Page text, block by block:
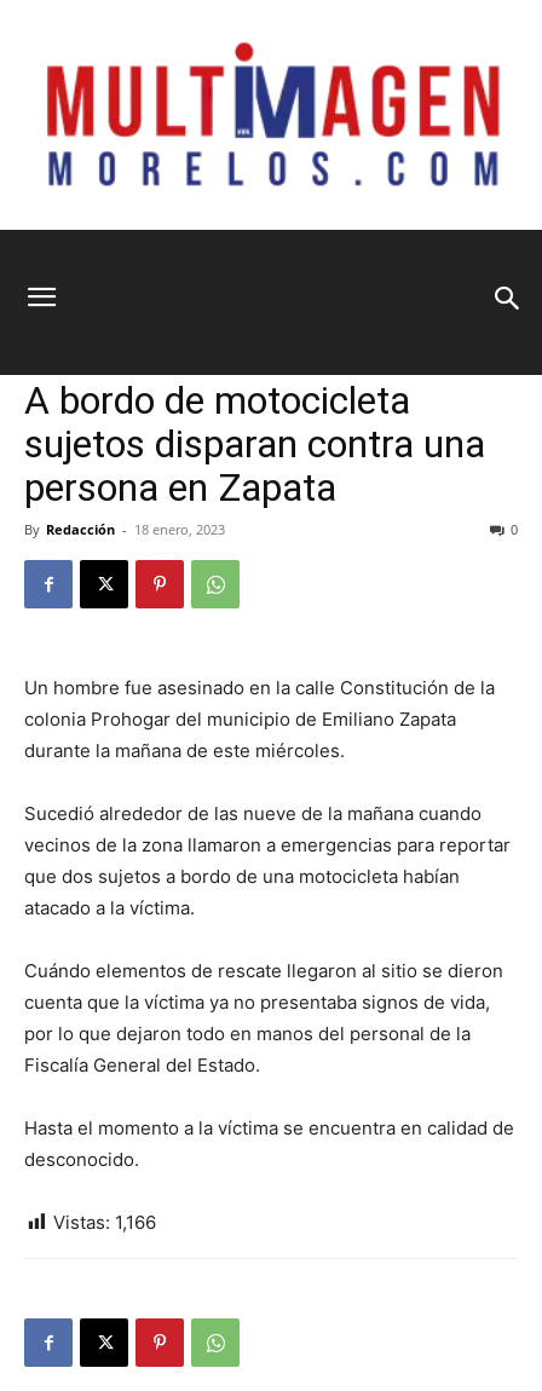
Morelos
A bordo de motocicleta
sujetos disparan contra una
persona en Zapata
By Redacción - 18 enero, 2023 0
Un hombre fue asesinado en la calle Constitución de la
colonia Prohogar del municipio de Emiliano Zapata
durante la mañana de este miércoles.
Sucedió alrededor de las nueve de la mañana cuando
vecinos de la zona llamaron a emergencias para reportar
que dos sujetos a bordo de una motocicleta habían
atacado a la víctima.
Cuándo elementos de rescate llegaron al sitio se dieron
cuenta que la víctima ya no presentaba signos de vida,
por lo que dejaron todo en manos del personal de la
Fiscalía General del Estado.
Hasta el momento a la víctima se encuentra en calidad de
desconocido.
Vistas: 1,166